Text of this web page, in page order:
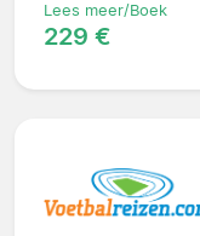
Lees meer/Boek
229 €